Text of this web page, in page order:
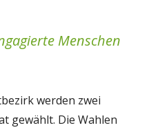
Menschen
werden zwei
gewählt. Die Wahlen